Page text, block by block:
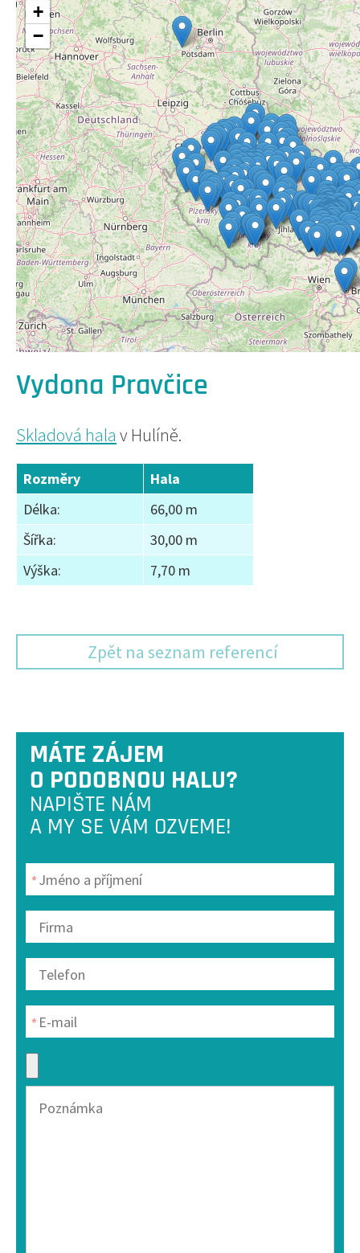
+
−
Vydona Pravčice
Skladová hala v Hulíně.
Rozměry
Hala
Délka:
66,00 m
Šířka:
30,00 m
Výška:
7,70 m
Zpět na seznam referencí
MÁTE ZÁJEM
O PODOBNOU HALU?
NAPIŠTE NÁM
A MY SE VÁM OZVEME!